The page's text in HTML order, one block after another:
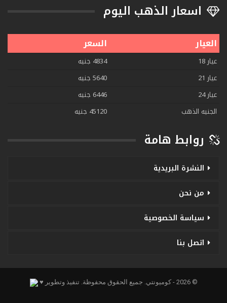
اسعار الذهب اليوم
العيار السعر
عيار 18
4834 جنيه
عيار 21
5640 جنيه
عيار 24
6446 جنيه
الجنيه الذهب
45120 جنيه
روابط هامة
النشرة البريدية
من نحن
سياسة الخصوصية
اتصل بنا
© 2026 - كوميونتي. جميع الحقوق محفوظة. تنفيذ وتطوير ♥